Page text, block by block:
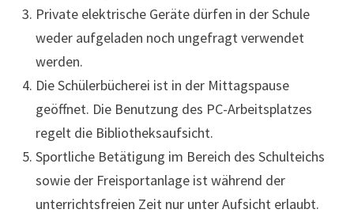
Private elektrische Geräte dürfen in der Schule
weder aufgeladen noch ungefragt verwendet
werden.
Die Schülerbücherei ist in der Mittagspause
geöffnet. Die Benutzung des PC-Arbeitsplatzes
regelt die Bibliotheksaufsicht.
Sportliche Betätigung im Bereich des Schulteichs
sowie der Freisportanlage ist während der
unterrichtsfreien Zeit nur unter Aufsicht erlaubt.